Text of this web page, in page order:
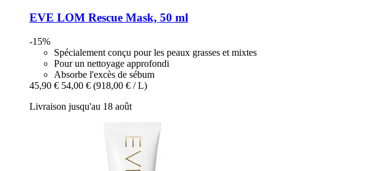
EVE LOM Rescue Mask, 50 ml
-15%
Spécialement conçu pour les peaux grasses et mixtes
Pour un nettoyage approfondi
Absorbe l'excès de sébum
45,90 € 54,00 € (918,00 € / L)
Livraison jusqu'au 18 août